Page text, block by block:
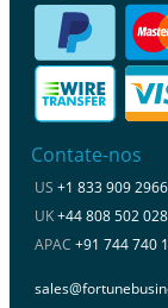
Contate-nos
US +1 833 909
UK+44 808 502
APAC +91 744 740